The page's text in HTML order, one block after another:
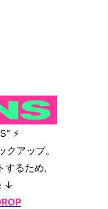
⚡
アップ。
するため,
↓